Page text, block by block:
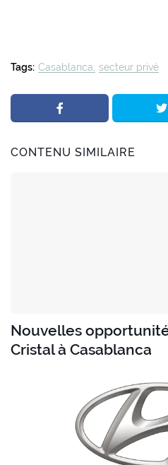
Tags: Casablanca secteur privé
CONTENU SIMILAIRE
Nouvelles
Cristal à Casablanca